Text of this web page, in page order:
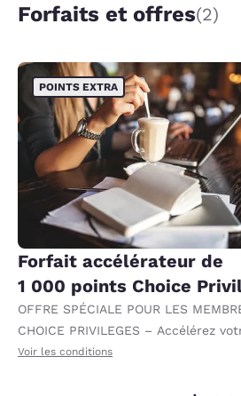
Forfaits et offres(2)
POINTS EXTRA
Forfait accélérateur de
1 000 points Choice
OFFRE SPÉCIALE POUR LES
CHOICE PRIVILEGES – Accélérez
progression vers des récompenses en
Voir les conditions